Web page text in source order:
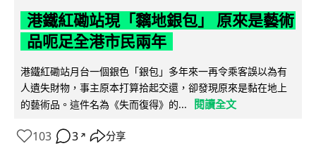
港鐵紅磡站現「黐地銀包」 原來是藝術
品呃足全港市民兩年
港鐵紅磡站月台一個銀色「銀包」多年來一再令乘客誤以為有
人遺失財物，事主原本打算拾起交還，卻發現原來是黏在地上
的藝術品。這件名為《失而復得》的...
閱讀全文
103 3 ↗ 分享